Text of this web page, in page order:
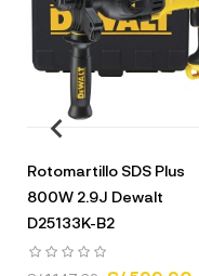
Rotomartillo SDS Plus
800W 2.9J Dewalt
D25133K-B2